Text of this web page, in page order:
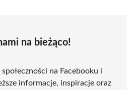
na bieżąco!
społeczności na Facebooku i
informacje, inspiracje oraz